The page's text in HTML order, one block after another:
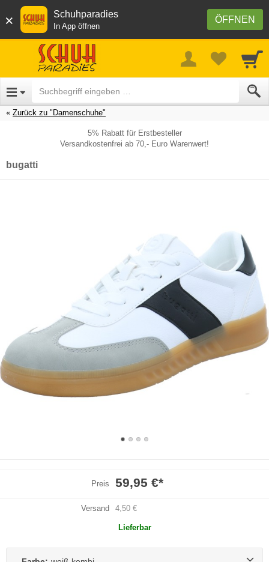
× ÖFFNEN
Schuhparadies
In App öffnen
Zurück zu "Damenschuhe"
5% Rabatt für Erstbesteller
Versandkostenfrei ab 70,- Euro Warenwert!
bugatti
Preis 59,95 €*
Versand 4,50 €
Lieferbar